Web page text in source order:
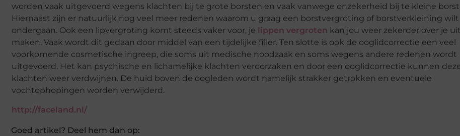
worden vaak uitgevoerd wegens klachten bij te grote borsten en vaak vanwege onzekerheid bij te kleine
Hiernaast zijn er natuurlijk nog veel meer redenen waarom u graag een borstvergroting of borstverkleining wilt
ondergaan. Ook een lipvergroting komt steeds vaker voor, je lippen vergroten kan jou weer zekerder over je
maken. Vaak wordt dit gedaan door middel van een tijdelijke filler. Ten slotte is ook de ooglidcorrectie een veel
voorkomende cosmetische ingreep, die soms uit medische noodzaak en soms wegens andere redenen wordt
uitgevoerd. Het kan psychische en lichamelijke klachten veroorzaken en door een ooglidcorrectie kunnen
klachten weer verdwijnen. De huid boven de oogleden wordt namelijk strakker getrokken en eventuele
vochtophopingen worden verwijderd.
http://faceland.nl/
Goed artikel? Deel hem dan op: